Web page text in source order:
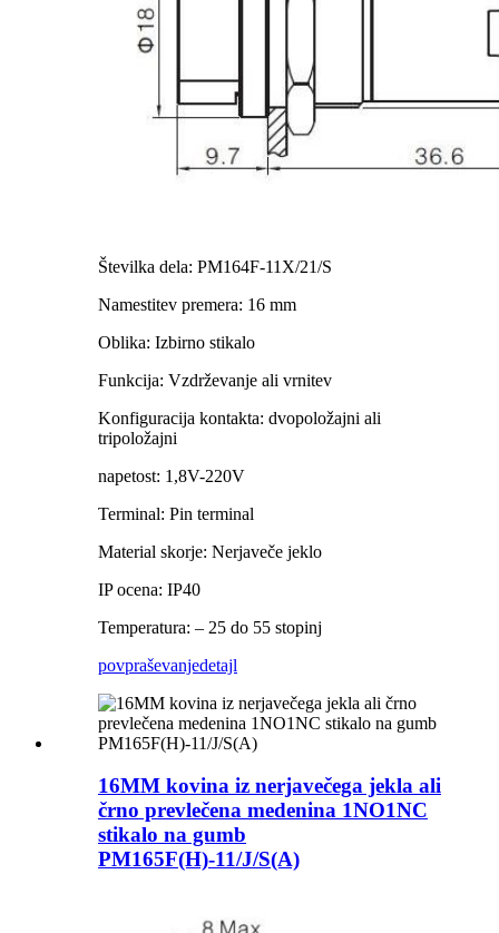
Številka dela: PM164F-11X/21/S
Namestitev premera: 16 mm
Oblika: Izbirno stikalo
Funkcija: Vzdrževanje ali vrnitev
Konfiguracija kontakta: dvopoložajni ali
tripoložajni
napetost: 1,8V-220V
Terminal: Pin terminal
Material skorje: Nerjaveče jeklo
IP ocena: IP40
Temperatura: – 25 do 55 stopinj
povpraševanjedetajl
16MM kovina iz nerjavečega jekla ali
črno prevlečena medenina 1NO1NC
stikalo na gumb
PM165F(H)-11/J/S(A)